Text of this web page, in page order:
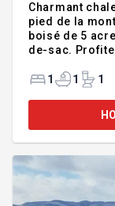
Charmant
pied de la
boisé de 5
de-sac.
espace
sol de service
Électricité,
disponibles.
1 1 1